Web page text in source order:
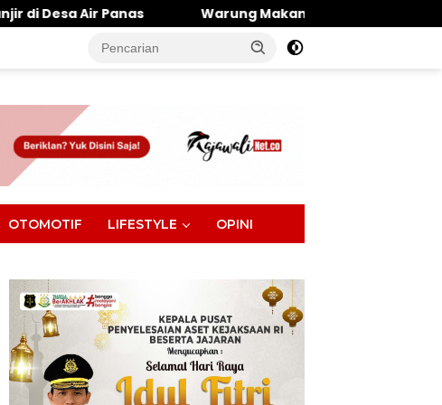
Warung Makan Dipantai Khatulistiwa Hangus
OTOMOTIF LIFESTYLE OPINI